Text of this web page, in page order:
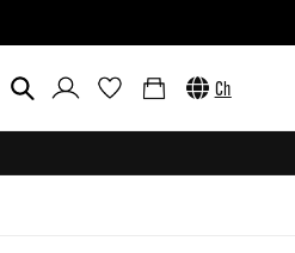
Einloggen Warenkorb Ch